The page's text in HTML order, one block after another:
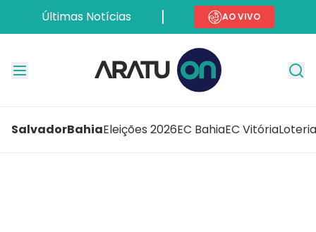
Últimas Notícias AO VIVO
SalvadorBahiaEleições 2026EC BahiaEC Vitória